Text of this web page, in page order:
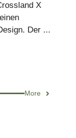
X
Der ...
More